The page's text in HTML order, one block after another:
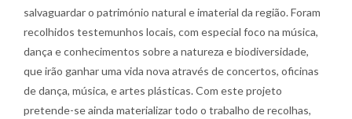
salvaguardar o património natural e imaterial da região. Foram
recolhidos testemunhos locais, com especial foco na música,
dança e conhecimentos sobre a natureza e biodiversidade,
que irão ganhar uma vida nova através de concertos, oficinas
de dança, música, e artes plásticas. Com este projeto
pretende-se ainda materializar todo o trabalho de recolhas,